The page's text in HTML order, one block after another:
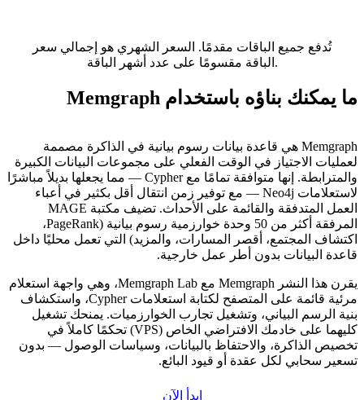
تُدفع جميع الباقات مقدمًا. السعر الشهري هو إجمالي سعر
الباقة مقسومًا على عدد أشهر الباقة.
ما يمكنك بناؤه باستخدام Memgraph
Memgraph هي قاعدة بيانات رسوم بيانية في الذاكرة مصممة
لعمليات الاجتياز في الوقت الفعلي على مجموعات البيانات الكبيرة
والمترابطة. إنها متوافقة تمامًا مع Cypher — مما يجعلها بديلاً مباشرًا
لاستعلامات Neo4j — مع توفير زمن انتقال أقل بكثير في أعباء
العمل المتدفقة والقائمة على الأحداث. تضيف مكتبة MAGE
المرفقة أكثر من 50 وحدة خوارزمية رسوم بيانية (PageRank،
اكتشاف المجتمع، أقصر المسارات، والمزيد) التي تعمل محليًا داخل
قاعدة البيانات بدون أطر عمل خارجية.
يقرن هذا النشر Memgraph مع Memgraph Lab، وهي واجهة استعلام
مرئية قائمة على المتصفح لكتابة استعلامات Cypher، واستكشاف
بنية الرسم البياني، وتشغيل تجارب الخوارزميات. يمنحك تشغيل
كليهما على خادمك الافتراضي الخاص (VPS) تحكمًا كاملاً في
تخصيص الذاكرة، والاحتفاظ بالبيانات، وسياسات الوصول — بدون
تسعير سحابي لكل عقدة أو قيود البائع.
ابدأ الآن